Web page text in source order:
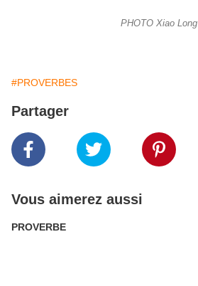
PHOTO Xiao Long
#PROVERBES
Partager
Vous aimerez aussi
PROVERBE